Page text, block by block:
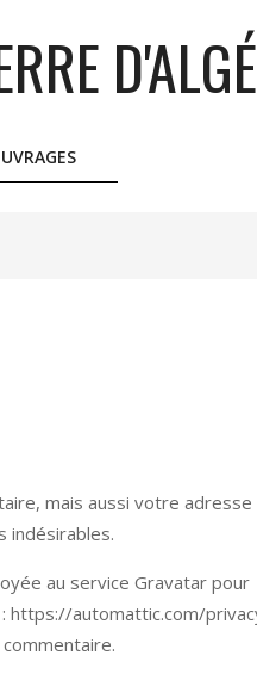
mais aussi votre adresse
indésirables.
au service Gravatar pour
https://automattic.com/